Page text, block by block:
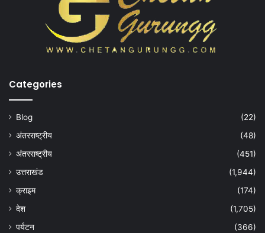
Categories
Blog
(22)
अंतरराष्ट्रीय
(48)
अंतरराष्ट्रीय
(451)
उत्तराखंड
(1,944)
क्राइम
(174)
देश
(1,705)
पर्यटन
(366)